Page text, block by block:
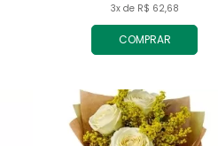
COMPRAR
3x de R$ 62,68